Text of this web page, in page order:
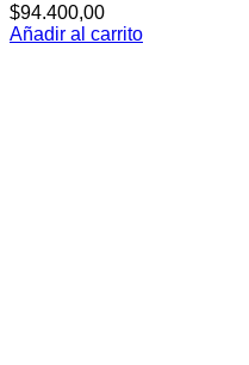
$94.400,00
Añadir al carrito